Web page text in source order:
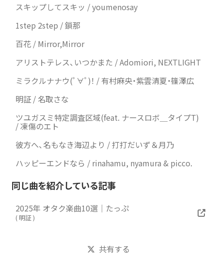
スキップしてスキッ / youmenosay
1step 2step / 鎖那
百花 / Mirror,Mirror
アリストテレス、いつかまた / Adomiori, NEXTLIGHT
ミラクルナナウ(ﾟ∀ﾟ)！ / 有村麻央・紫雲清夏・篠澤広
明証 / 名取さな
ツユガスミ特定調査区域(feat. ナースロボ＿タイプT)
/ 凍傷のエト
彼方へ、名もなき海辺より / 打打だいず＆月乃
ハッピーエンドなら / rinahamu, nyamura & picco.
同じ曲を紹介している記事
2025年 オタク楽曲10選｜たっぷ
( 明証)
共有する